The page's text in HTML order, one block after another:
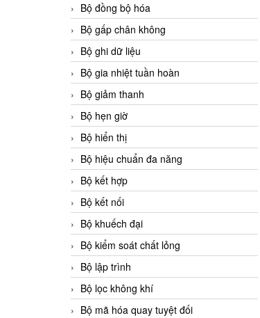
Bộ đồng bộ hóa
Bộ gấp chân không
Bộ ghi dữ liệu
Bộ gia nhiệt tuần hoàn
Bộ giảm thanh
Bộ hẹn giờ
Bộ hiển thị
Bộ hiệu chuẩn đa năng
Bộ kết hợp
Bộ kết nối
Bộ khuếch đại
Bộ kiểm soát chất lỏng
Bộ lập trình
Bộ lọc không khí
Bộ mã hóa quay tuyệt đối